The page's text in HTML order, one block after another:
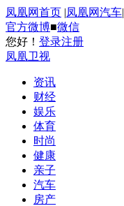
凤凰网首页 |凤凰网汽车|
官方微博■微信
您好！ 登录注册
凤凰卫视
资讯
财经
娱乐
体育
时尚
健康
亲子
汽车
房产